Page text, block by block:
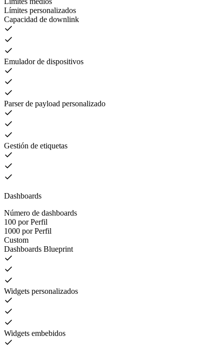
Límites personalizados
Capacidad de downlink
Emulador de dispositivos
Parser de payload personalizado
Gestión de etiquetas
Dashboards
Número de dashboards
100 por Perfil
1000 por Perfil
Custom
Dashboards Blueprint
Widgets personalizados
Widgets embebidos